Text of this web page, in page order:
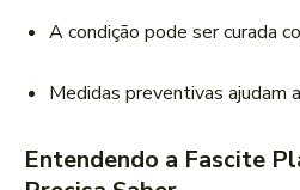
A condição pode ser curada
Medidas preventivas ajudam
Entendendo a Fascite